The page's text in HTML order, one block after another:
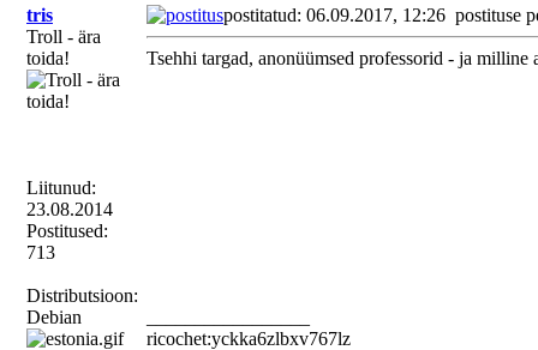
tris
Troll - ära
toida!
Liitunud:
23.08.2014
Postitused:
713
Distributsioon:
Debian
postitatud: 06.09.2017, 12:26 postituse
Tsehhi targad, anonüümsed professorid - ja milline
ricochet:yckka6zlbxv767lz